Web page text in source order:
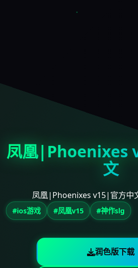
凤凰|Phoenixes
文
凤凰|Phoenixes v15|官方中
#ios游戏 #凤凰v15 #神作slg
润色版下载